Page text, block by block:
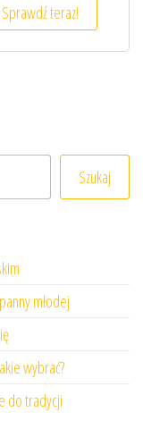
Sprawdź teraz!
Szukaj
młodej
wybrać?
do tradycji